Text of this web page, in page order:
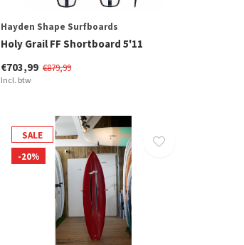
Hayden Shape Surfboards
Holy Grail FF Shortboard 5'11
€703,99 €879,99
Incl. btw
SALE
-20%